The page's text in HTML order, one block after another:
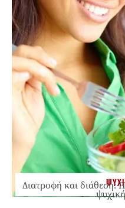
Διατροφή και διάθεση: